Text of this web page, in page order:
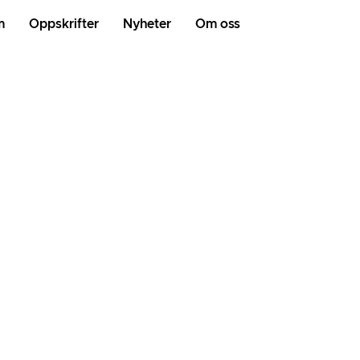
Oppskrifter Nyheter Om oss